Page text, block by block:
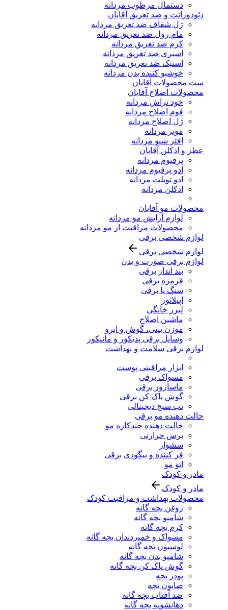
دستمال مرطوب مردانه
دئودورانت و ضد تعریق آقایان
ژل شفاف ضد تعریق مردانه
مام رول ضد تعریق مردانه
کرم ضد تعریق مردانه
اسپری ضد تعریق مردانه
استیک ضد تعریق مردانه
خوشبو کننده بدن مردانه
ست محصولات آقایان
محصولات اصلاح آقایان
خود تراش مردانه
فوم اصلاح مردانه
ژل اصلاح مردانه
موبر مردانه
افتر شیو مردانه
عطر و ادکلن آقایان
پرفیوم مردانه
ادو پرفیوم مردانه
ادو تویلت مردانه
ادکلن مردانه
محصولات مو آقایان
لوازم آرایش مو مردانه
محصولات مراقبت از مو مردانه
لوازم شخصی برقی
لوازم شخصی برقی
لوازم برقی صورت و بدن
بند انداز برقی
فرمژه برقی
سنگ پا برقی
اپیلاتور
لیزر خانگی
ماشین اصلاح
موزن بینی، گوش و ابرو
وسایل برقی پدیکور و مانیکور
لوازم برقی سلامت و بهداشت
ابزار مراقبتی پوست
مسواک برقی
ماساژور برقی
گوش پاک کن برقی
تب سنج دیجیتالی
حالت دهنده مو برقی
حالت دهنده چندکاره مو
برس حرارتی
سشوار
فر کننده و بیگودی برقی
اتو مو
مادر و کودک
مادر و کودک
محصولات بهداشت و مراقبت کودک
روغن بچه گانه
شامپو بچه گانه
کرم بچه گانه
مسواک و خمیردندان بچه گانه
لوسیون بچه گانه
شامپو بدن بچه گانه
گوش پاک کن بچه گانه
پودر بچه
صابون بچه
ضد آفتاب بچه گانه
دهانشویه بچه گانه